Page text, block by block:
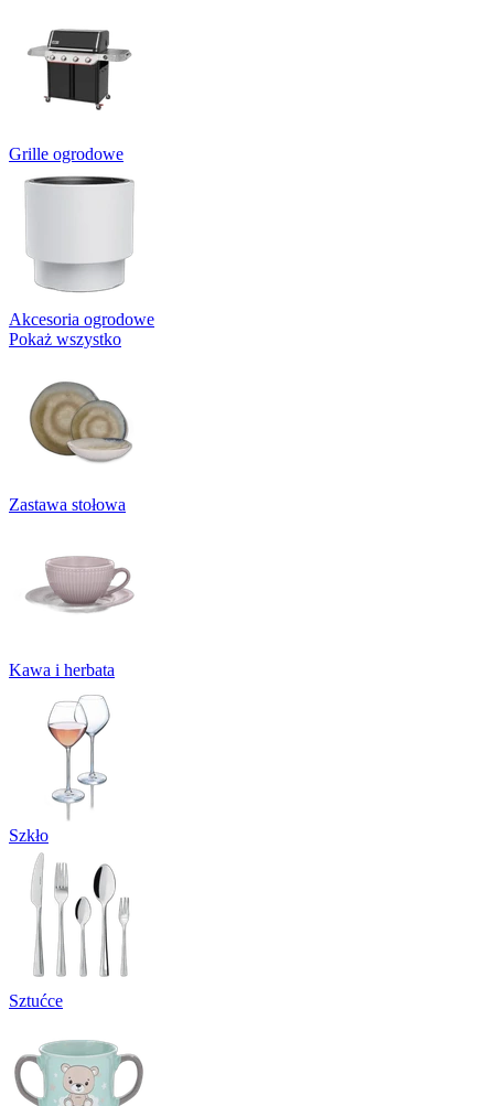
Grille ogrodowe
Akcesoria ogrodowe
Pokaż wszystko
Zastawa stołowa
Kawa i herbata
Szkło
Sztućce